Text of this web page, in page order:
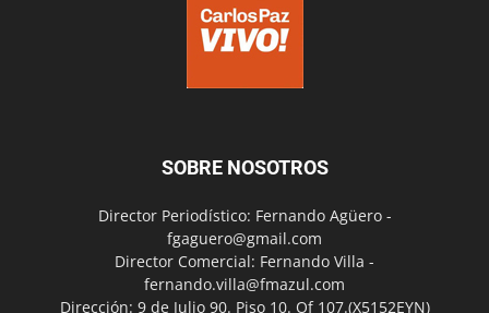
SOBRE NOSOTROS
Director Periodístico: Fernando Agüero -
fgaguero@gmail.com
Director Comercial: Fernando Villa -
fernando.villa@fmazul.com
Dirección: 9 de Julio 90. Piso 10. Of 107.(X5152EYN)